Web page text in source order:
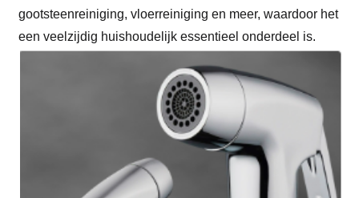
gootsteenreiniging, vloerreiniging en meer, waardoor het
een veelzijdig huishoudelijk essentieel onderdeel is.